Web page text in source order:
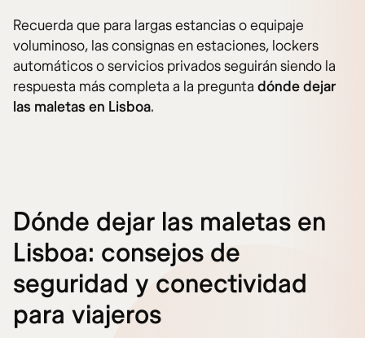
Recuerda que para largas estancias o equipaje
voluminoso, las consignas en estaciones, lockers
automáticos o servicios privados seguirán siendo la
respuesta más completa a la pregunta dónde dejar
las maletas en Lisboa.
Dónde dejar las maletas en
Lisboa: consejos de
seguridad y conectividad
para viajeros